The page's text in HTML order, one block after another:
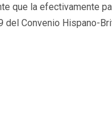
que la efectivamente
Convenio Hispano-